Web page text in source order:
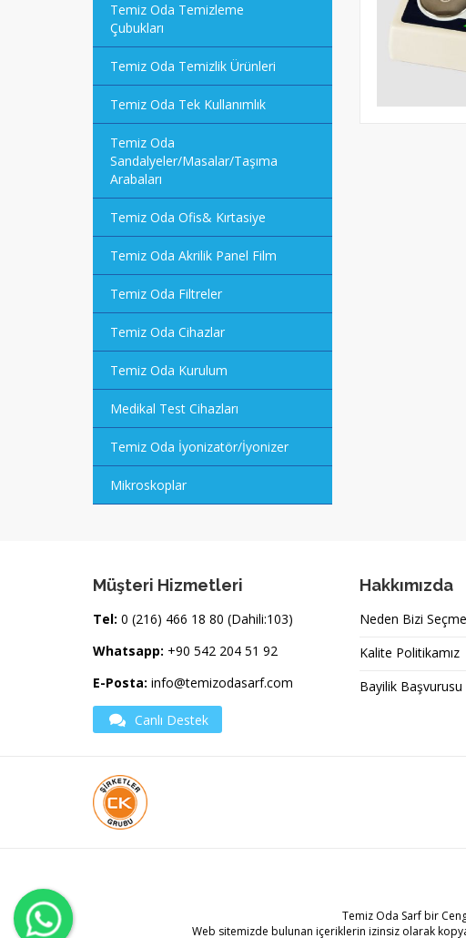
Temiz Oda Temizleme
Çubukları
Temiz Oda Temizlik Ürünleri
Temiz Oda Tek Kullanımlık
Temiz Oda
Sandalyeler/Masalar/Taşıma
Arabaları
Temiz Oda Ofis& Kırtasiye
Temiz Oda Akrilik Panel Film
Temiz Oda Filtreler
Temiz Oda Cihazlar
Temiz Oda Kurulum
Medikal Test Cihazları
Temiz Oda İyonizatör/İyonizer
Mikroskoplar
Müşteri Hizmetleri
Tel: 0 (216) 466 18 80 (Dahili:103)
Whatsapp: +90 542 204 51 92
E-Posta: info@temizodasarf.com
Canlı Destek
Hakkımızda
Neden Bizi
Kalite Politikamız
Bayilik Başvurusu
Temiz Oda Sarf bir
Web sitemizde bulunan içeriklerin izinsiz olarak